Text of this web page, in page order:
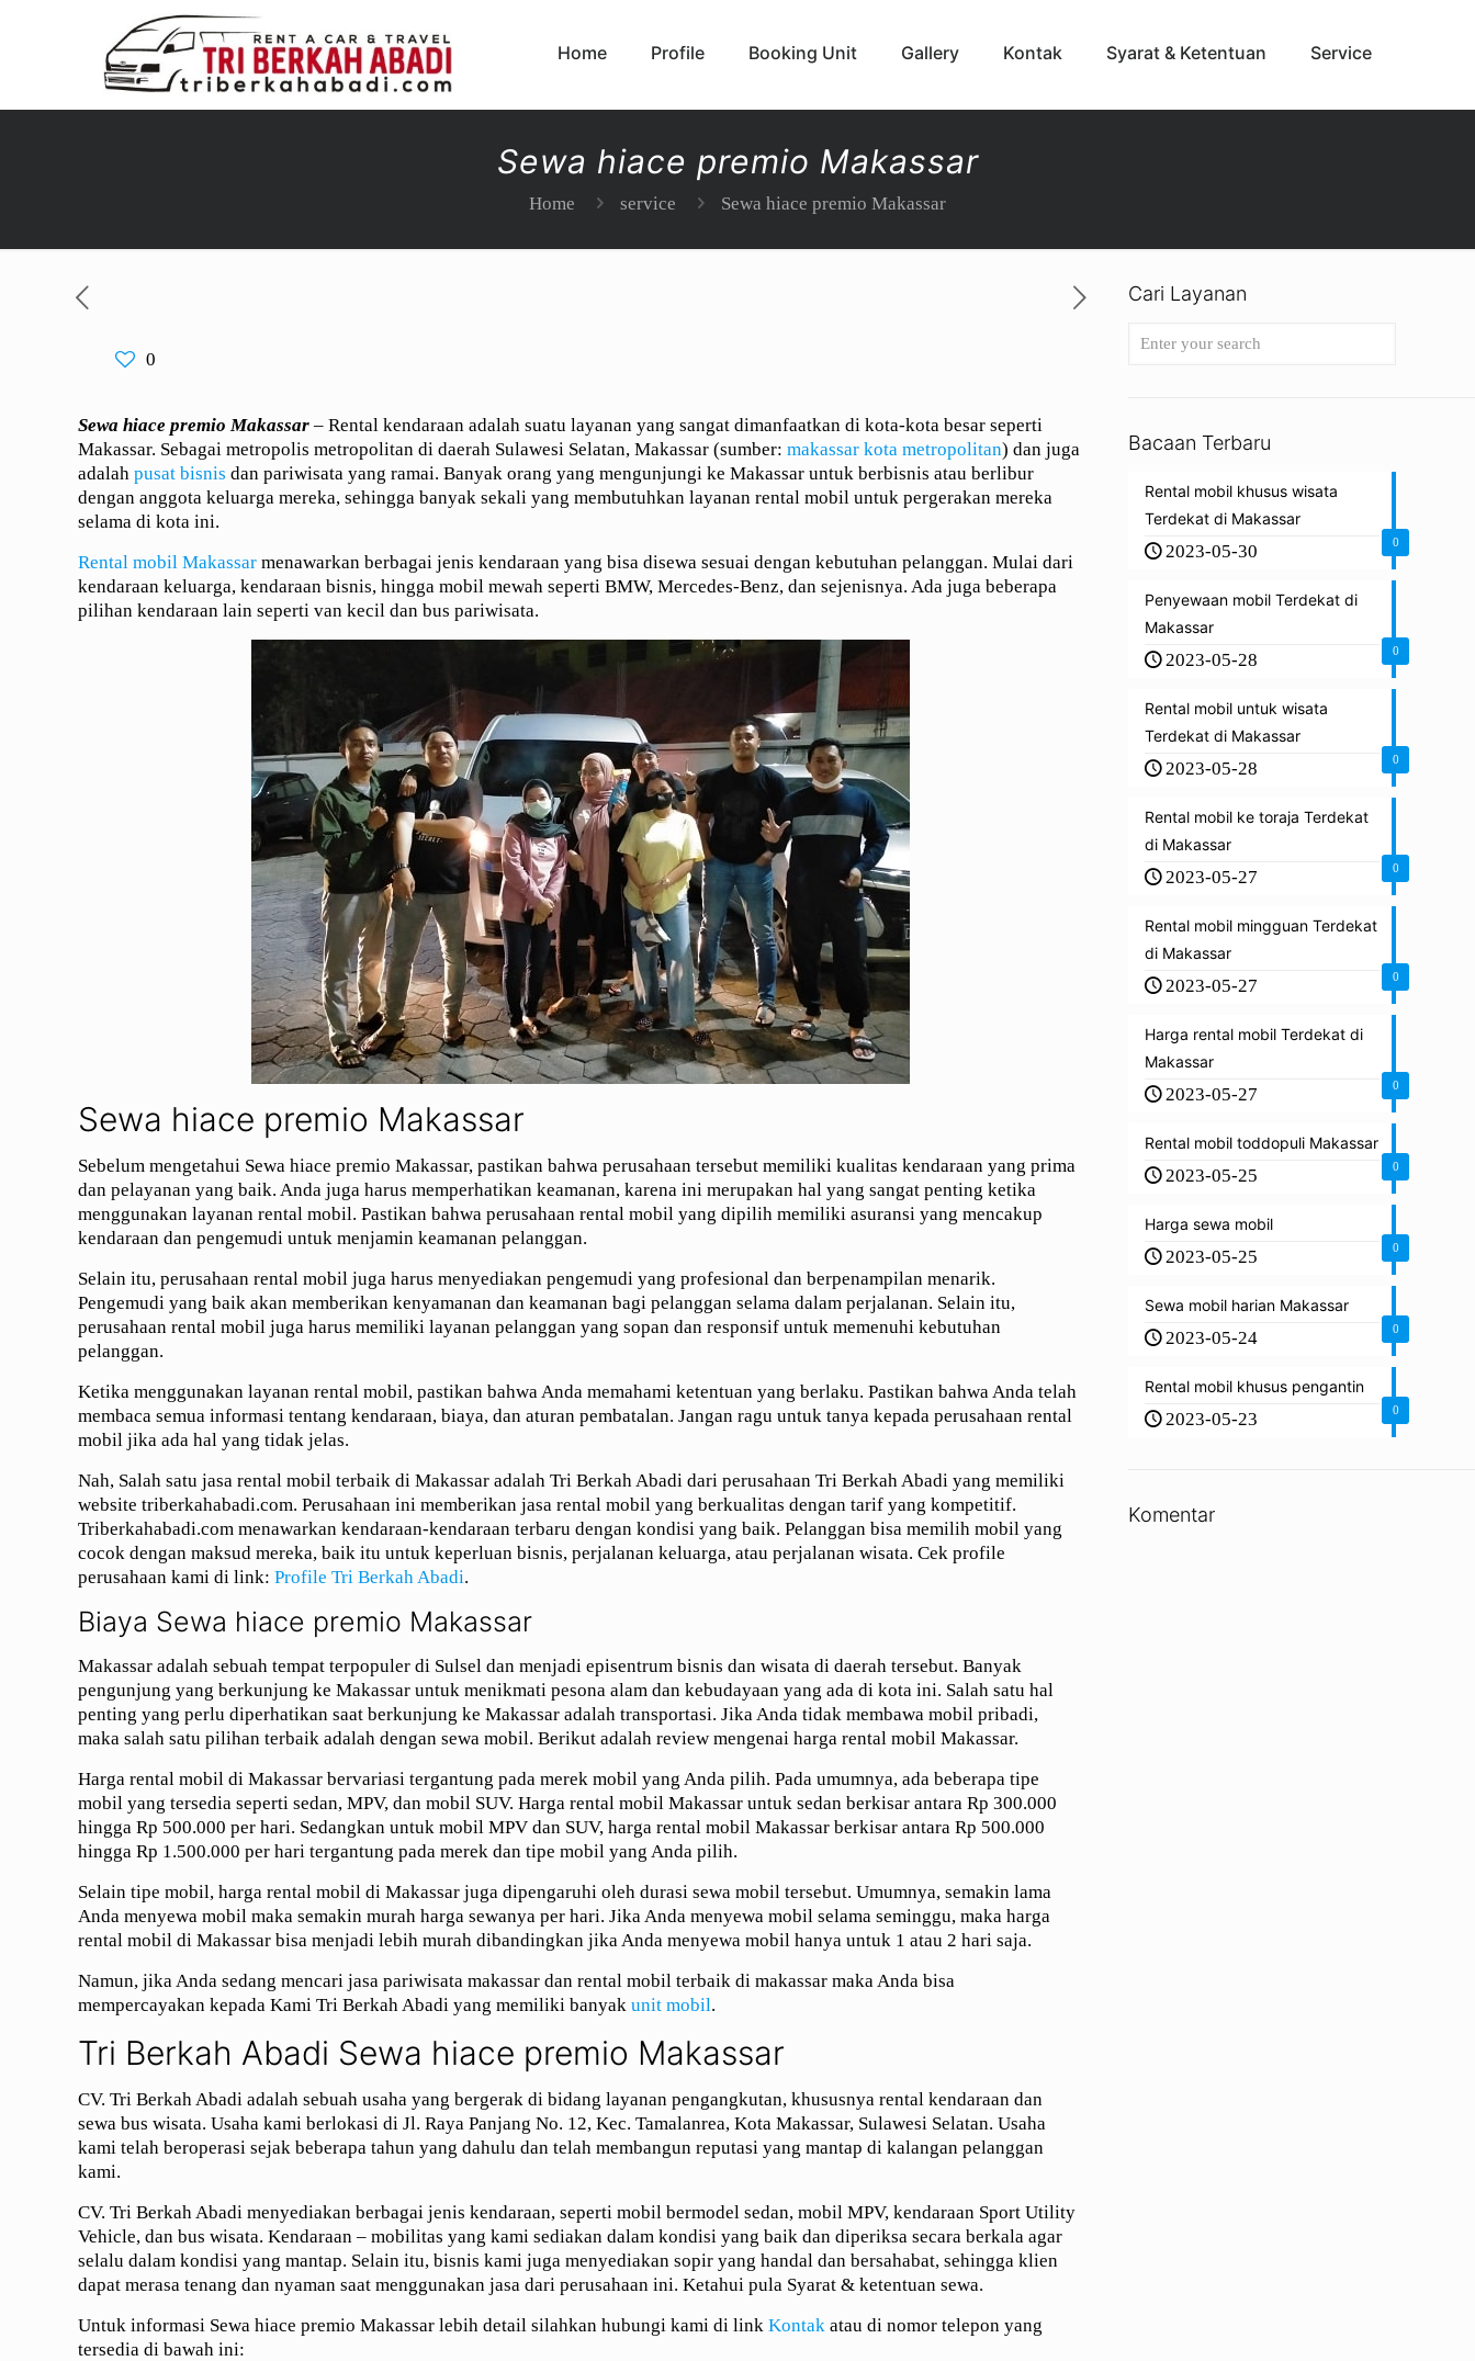
Home Profile Booking Unit Gallery Kontak Syarat & Ketentuan Service
Sewa hiace premio Makassar
Home service Sewa hiace premio Makassar
0
Sewa hiace premio Makassar – Rental kendaraan adalah suatu layanan yang sangat dimanfaatkan di kota-kota besar seperti
Makassar. Sebagai metropolis metropolitan di daerah Sulawesi Selatan, Makassar (sumber:makassar kota metropolitan) dan juga
adalahpusat bisnis dan pariwisata yang ramai. Banyak orang yang mengunjungi ke Makassar untuk berbisnis atau berlibur
dengan anggota keluarga mereka, sehingga banyak sekali yang membutuhkan layanan rental mobil untuk pergerakan mereka
selama di kota ini.
Rental mobil Makassar menawarkan berbagai jenis kendaraan yang bisa disewa sesuai dengan kebutuhan pelanggan. Mulai dari
kendaraan keluarga, kendaraan bisnis, hingga mobil mewah seperti BMW, Mercedes-Benz, dan sejenisnya. Ada juga beberapa
pilihan kendaraan lain seperti van kecil dan bus pariwisata.
Sewa hiace premio Makassar
Sebelum mengetahui Sewa hiace premio Makassar, pastikan bahwa perusahaan tersebut memiliki kualitas kendaraan yang prima
dan pelayanan yang baik. Anda juga harus memperhatikan keamanan, karena ini merupakan hal yang sangat penting ketika
menggunakan layanan rental mobil. Pastikan bahwa perusahaan rental mobil yang dipilih memiliki asuransi yang mencakup
kendaraan dan pengemudi untuk menjamin keamanan pelanggan.
Selain itu, perusahaan rental mobil juga harus menyediakan pengemudi yang profesional dan berpenampilan menarik.
Pengemudi yang baik akan memberikan kenyamanan dan keamanan bagi pelanggan selama dalam perjalanan. Selain itu,
perusahaan rental mobil juga harus memiliki layanan pelanggan yang sopan dan responsif untuk memenuhi kebutuhan
pelanggan.
Ketika menggunakan layanan rental mobil, pastikan bahwa Anda memahami ketentuan yang berlaku. Pastikan bahwa Anda telah
membaca semua informasi tentang kendaraan, biaya, dan aturan pembatalan. Jangan ragu untuk tanya kepada perusahaan rental
mobil jika ada hal yang tidak jelas.
Nah, Salah satu jasa rental mobil terbaik di Makassar adalah Tri Berkah Abadi dari perusahaan Tri Berkah Abadi yang memiliki
website triberkahabadi.com. Perusahaan ini memberikan jasa rental mobil yang berkualitas dengan tarif yang kompetitif.
Triberkahabadi.com menawarkan kendaraan-kendaraan terbaru dengan kondisi yang baik. Pelanggan bisa memilih mobil yang
cocok dengan maksud mereka, baik itu untuk keperluan bisnis, perjalanan keluarga, atau perjalanan wisata. Cek profile
perusahaan kami di link:Profile Tri Berkah Abadi.
Biaya Sewa hiace premio Makassar
Makassar adalah sebuah tempat terpopuler di Sulsel dan menjadi episentrum bisnis dan wisata di daerah tersebut. Banyak
pengunjung yang berkunjung ke Makassar untuk menikmati pesona alam dan kebudayaan yang ada di kota ini. Salah satu hal
penting yang perlu diperhatikan saat berkunjung ke Makassar adalah transportasi. Jika Anda tidak membawa mobil pribadi,
maka salah satu pilihan terbaik adalah dengan sewa mobil. Berikut adalah review mengenai harga rental mobil Makassar.
Harga rental mobil di Makassar bervariasi tergantung pada merek mobil yang Anda pilih. Pada umumnya, ada beberapa tipe
mobil yang tersedia seperti sedan, MPV, dan mobil SUV. Harga rental mobil Makassar untuk sedan berkisar antara Rp 300.000
hingga Rp 500.000 per hari. Sedangkan untuk mobil MPV dan SUV, harga rental mobil Makassar berkisar antara Rp 500.000
hingga Rp 1.500.000 per hari tergantung pada merek dan tipe mobil yang Anda pilih.
Selain tipe mobil, harga rental mobil di Makassar juga dipengaruhi oleh durasi sewa mobil tersebut. Umumnya, semakin lama
Anda menyewa mobil maka semakin murah harga sewanya per hari. Jika Anda menyewa mobil selama seminggu, maka harga
rental mobil di Makassar bisa menjadi lebih murah dibandingkan jika Anda menyewa mobil hanya untuk 1 atau 2 hari saja.
Namun, jika Anda sedang mencari jasa pariwisata makassar dan rental mobil terbaik di makassar maka Anda bisa
mempercayakan kepada Kami Tri Berkah Abadi yang memiliki banyakunit mobil.
Tri Berkah Abadi Sewa hiace premio Makassar
CV. Tri Berkah Abadi adalah sebuah usaha yang bergerak di bidang layanan pengangkutan, khususnya rental kendaraan dan
sewa bus wisata. Usaha kami berlokasi di Jl. Raya Panjang No. 12, Kec. Tamalanrea, Kota Makassar, Sulawesi Selatan. Usaha
kami telah beroperasi sejak beberapa tahun yang dahulu dan telah membangun reputasi yang mantap di kalangan pelanggan
kami.
CV. Tri Berkah Abadi menyediakan berbagai jenis kendaraan, seperti mobil bermodel sedan, mobil MPV, kendaraan Sport Utility
Vehicle, dan bus wisata. Kendaraan – mobilitas yang kami sediakan dalam kondisi yang baik dan diperiksa secara berkala agar
selalu dalam kondisi yang mantap. Selain itu, bisnis kami juga menyediakan sopir yang handal dan bersahabat, sehingga klien
dapat merasa tenang dan nyaman saat menggunakan jasa dari perusahaan ini. Ketahui pula Syarat & ketentuan sewa.
Untuk informasi Sewa hiace premio Makassar lebih detail silahkan hubungi kami di linkKontak atau di nomor telepon yang
tersedia di bawah ini:
Cari Layanan
Bacaan Terbaru
0
Rental mobil khusus wisata
Terdekat di Makassar
2023-05-30
0
Penyewaan mobil Terdekat di
Makassar
2023-05-28
0
Rental mobil untuk wisata
Terdekat di Makassar
2023-05-28
0
Rental mobil ke toraja Terdekat
di Makassar
2023-05-27
0
Rental mobil mingguan Terdekat
di Makassar
2023-05-27
0
Harga rental mobil Terdekat di
Makassar
2023-05-27
0
Rental mobil toddopuli Makassar
2023-05-25
0
Harga sewa mobil
2023-05-25
0
Sewa mobil harian Makassar
2023-05-24
0
Rental mobil khusus pengantin
2023-05-23
Komentar